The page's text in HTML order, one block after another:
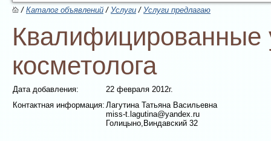
/Каталог объявлений/Услуги /Услуги предлагаю
Квалифицированные
косметолога
Дата добавления:
22 февраля 2012г.
Контактная информация:Лагутина Татьяна Васильевна
miss-t.lagutina@yandex.ru
Голицыно,Виндавский 32